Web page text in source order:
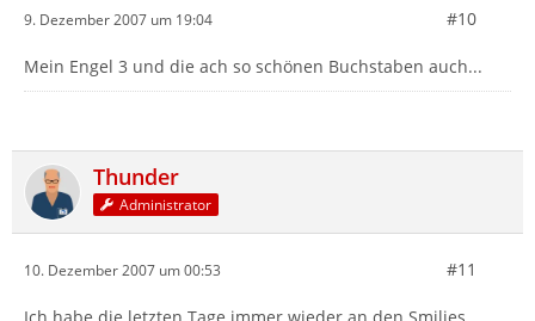
9. Dezember 2007 um 19:04 #10
Mein Engel 3 und die ach so schönen Buchstaben auch...
Thunder
Administrator
10. Dezember 2007 um 00:53 #11